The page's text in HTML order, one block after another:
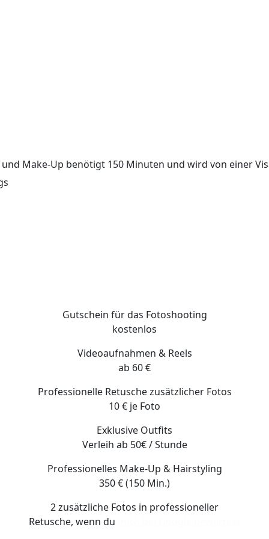
Make-Up benötigt 150 Minuten und wird von einer
Gutschein für das Fotoshooting
kostenlos
Videoaufnahmen & Reels
ab 60 €
Professionelle Retusche zusätzlicher Fotos
10 € je Foto
Exklusive Outfits
Verleih ab 50€ / Stunde
Professionelles Make-Up & Hairstyling
350 € (150 Min.)
2 zusätzliche Fotos in professioneller
Retusche, wenn du